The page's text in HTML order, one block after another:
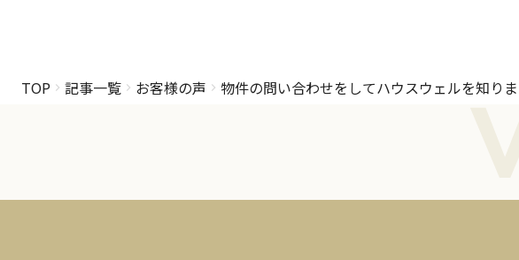
TOP 記事一覧 お客様の声 物件の問い合わせをしてハウスウェルを知り